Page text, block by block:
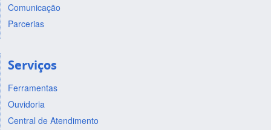
Comunicação
Parcerias
Serviços
Ferramentas
Ouvidoria
Central de Atendimento